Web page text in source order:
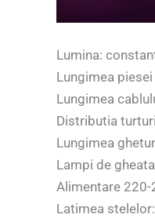
Lumina:
Lungimea
Lungimea
Distributia
Lungimea
Lampi de
Alimentare 220-
Latimea